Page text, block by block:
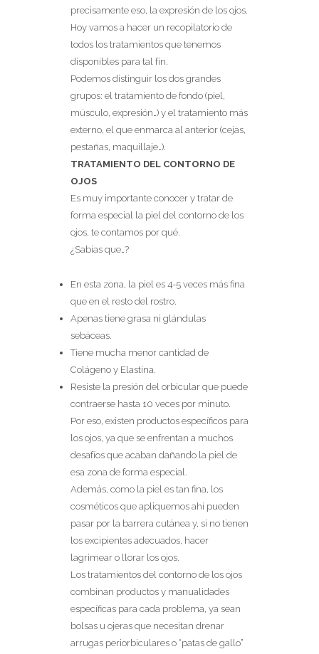
precisamente eso, la expresión de los ojos.
Hoy vamos a hacer un recopilatorio de
todos los tratamientos que tenemos
disponibles para tal fín.
Podemos distinguir los dos grandes
grupos: el tratamiento de fondo (piel,
músculo, expresión…) y el tratamiento más
externo, el que enmarca al anterior (cejas,
pestañas, maquillaje…).
TRATAMIENTO DEL CONTORNO DE
OJOS
Es muy importante conocer y tratar de
forma especial la piel del contorno de los
ojos, te contamos por qué.
¿Sabías que…?
En esta zona, la piel es 4-5 veces más fina
que en el resto del rostro.
Apenas tiene grasa ni glándulas
sebáceas.
Tiene mucha menor cantidad de
Colágeno y Elastina.
Resiste la presión del orbicular que puede
contraerse hasta 10 veces por minuto.
Por eso, existen productos específicos para
los ojos, ya que se enfrentan a muchos
desafíos que acaban dañando la piel de
esa zona de forma especial.
Además, como la piel es tan fina, los
cosméticos que apliquemos ahí pueden
pasar por la barrera cutánea y, si no tienen
los excipientes adecuados, hacer
lagrimear o llorar los ojos.
Los tratamientos del contorno de los ojos
combinan productos y manualidades
específicas para cada problema, ya sean
bolsas u ojeras que necesitan drenar
arrugas periorbiculares o “patas de gallo”